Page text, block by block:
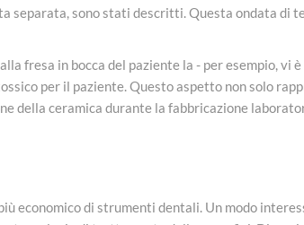
separata, sono stati descritti. Questa ondata di
fresa in bocca del paziente la - per esempio, vi
per il paziente. Questo aspetto non solo
della ceramica durante la fabbricazione
economico di strumenti dentali. Un modo